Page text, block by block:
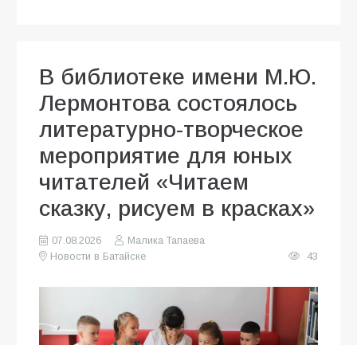
В библиотеке имени М.Ю.
Лермонтова состоялось
литературно-творческое
мероприятие для юных
читателей «Читаем
сказку, рисуем в красках»
07.08.2026
Малика Тапаева
Новости в Батайске
43